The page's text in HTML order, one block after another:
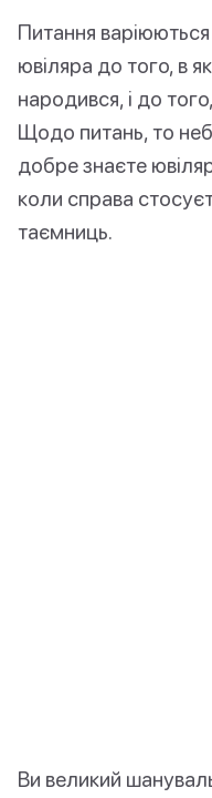
Питання
ювіляра до того, в
народився, і до
Щодо питань, то
добре знаєте
коли справа
таємниць.
Ви великий